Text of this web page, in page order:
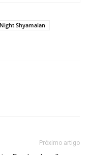
Shyamalan
Próximo artigo